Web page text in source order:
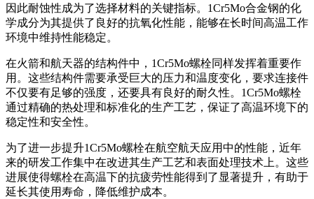
因此耐蚀性成为了选择材料的关键指标。1Cr5Mo合金钢的化
学成分为其提供了良好的抗氧化性能，能够在长时间高温工作
环境中维持性能稳定。
在火箭和航天器的结构件中，1Cr5Mo螺栓同样发挥着重要作
用。这些结构件需要承受巨大的压力和温度变化，要求连接件
不仅要有足够的强度，还要具有良好的耐久性。1Cr5Mo螺栓
通过精确的热处理和标准化的生产工艺，保证了高温环境下的
稳定性和安全性。
为了进一步提升1Cr5Mo螺栓在航空航天应用中的性能，近年
来的研发工作集中在改进其生产工艺和表面处理技术上。这些
进展使得螺栓在高温下的抗疲劳性能得到了显著提升，有助于
延长其使用寿命，降低维护成本。